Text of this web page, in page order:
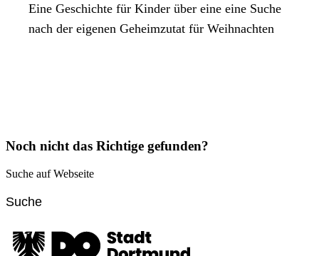
Eine Geschichte für Kinder über eine eine Suche
nach der eigenen Geheimzutat für Weihnachten
Noch nicht das Richtige gefunden?
Suche auf Webseite